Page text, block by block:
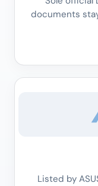
documents
Listed by